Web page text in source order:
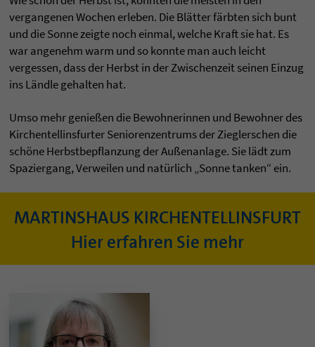
vergangenen Wochen erleben. Die Blätter färbten sich bunt
und die Sonne zeigte noch einmal, welche Kraft sie hat. Es
war angenehm warm und so konnte man auch leicht
vergessen, dass der Herbst in der Zwischenzeit seinen Einzug
ins Ländle gehalten hat.
Umso mehr genießen die Bewohnerinnen und Bewohner des
Kirchentellinsfurter Seniorenzentrums der Zieglerschen die
schöne Herbstbepflanzung der Außenanlage. Sie lädt zum
Spaziergang, Verweilen und natürlich „Sonne tanken“ ein.
MARTINSHAUS KIRCHENTELLINSFURT
Hier erfahren Sie mehr